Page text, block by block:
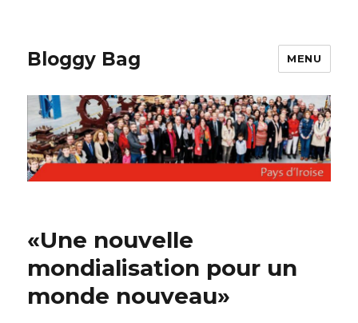
Bloggy Bag MENU
«Une nouvelle
mondialisation pour un
monde nouveau»